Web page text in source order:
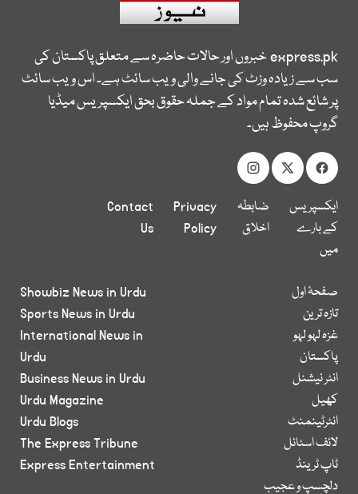
express.pkخبروں اور حالات حاضرہ سے متعلق پاکستان کی
سب سے زیادہ وزٹ کی جانے والی ویب سائٹ ہے۔ اس ویب سائٹ
پر شائع شدہ تمام مواد کے جملہ حقوق بحق ایکسپریس میڈیا
گروپ محفوظ ہیں۔
ایکسپریس
کے بارے
میں
ضابطہ
اخلاق
Privacy
Policy
Contact
Us
صفحۂ اول
تازہ ترین
غزہ لہو لہو
پاکستان
انٹر نیشنل
کھیل
انٹرٹینمنٹ
لائف اسٹائل
ٹاپ ٹرینڈ
دلچسپ و عجیب
Showbiz News in Urdu
Sports News in Urdu
International News in
Urdu
Business News in Urdu
Urdu Magazine
Urdu Blogs
The Express Tribune
Express Entertainment